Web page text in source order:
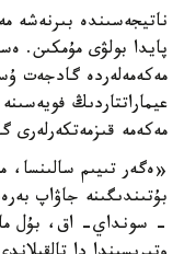
ناتيجەسىندە بىرنەشە
پايدا بولۋى مۇمكىن.
مەكەمەلەردە گادجەت
عيماراتتاردىڭ
مەكەمە قىزمەتكەرلەرى
«ەگەر تىيىم
بۇتىندىگىنە جاۋاپ
- سونداي- اق، بۇل